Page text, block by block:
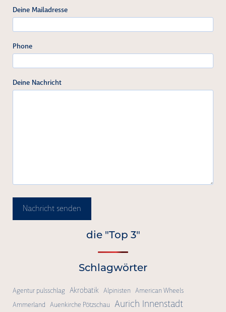
Deine Mailadresse
Phone
Deine Nachricht
Nachricht senden
die "Top 3"
Schlagwörter
Agentur pulsschlag Akrobatik Alpinisten American Wheels
Ammerland Auenkirche Pötzschau Aurich Innenstadt